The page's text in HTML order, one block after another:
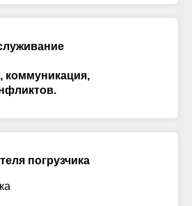
коммуникация,
погрузчика